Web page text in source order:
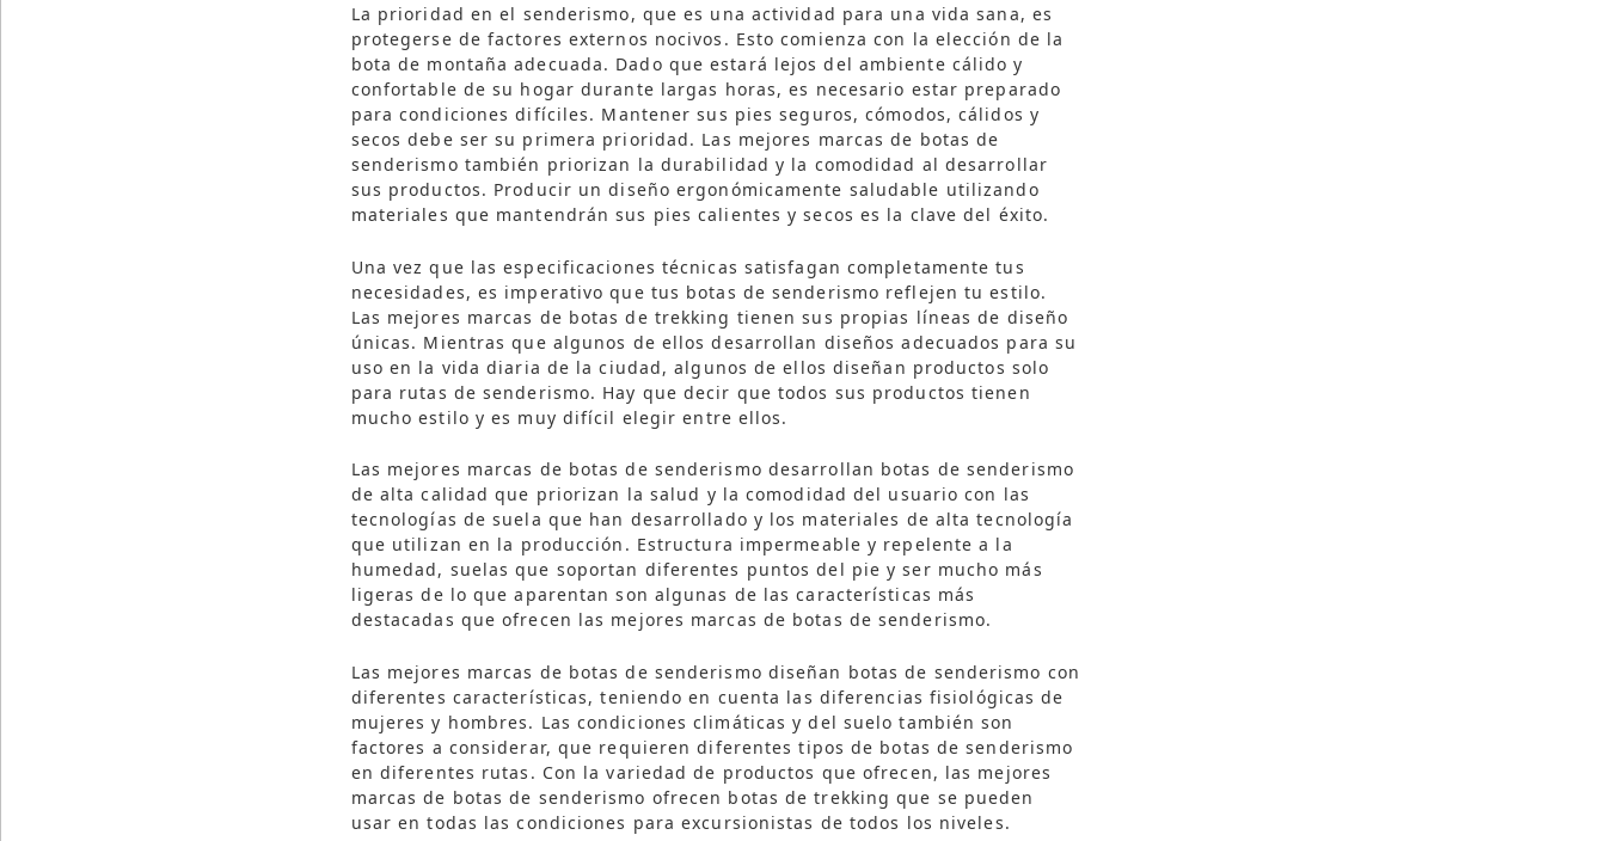
La prioridad en el senderismo, que es una actividad para una vida sana, es
protegerse de factores externos nocivos. Esto comienza con la elección de la
bota de montaña adecuada. Dado que estará lejos del ambiente cálido y
confortable de su hogar durante largas horas, es necesario estar preparado
para condiciones difíciles. Mantener sus pies seguros, cómodos, cálidos y
secos debe ser su primera prioridad. Las mejores marcas de botas de
senderismo también priorizan la durabilidad y la comodidad al desarrollar
sus productos. Producir un diseño ergonómicamente saludable utilizando
materiales que mantendrán sus pies calientes y secos es la clave del éxito.
Una vez que las especificaciones técnicas satisfagan completamente tus
necesidades, es imperativo que tus botas de senderismo reflejen tu estilo.
Las mejores marcas de botas de trekking tienen sus propias líneas de diseño
únicas. Mientras que algunos de ellos desarrollan diseños adecuados para su
uso en la vida diaria de la ciudad, algunos de ellos diseñan productos solo
para rutas de senderismo. Hay que decir que todos sus productos tienen
mucho estilo y es muy difícil elegir entre ellos.
Las mejores marcas de botas de senderismo desarrollan botas de senderismo
de alta calidad que priorizan la salud y la comodidad del usuario con las
tecnologías de suela que han desarrollado y los materiales de alta tecnología
que utilizan en la producción. Estructura impermeable y repelente a la
humedad, suelas que soportan diferentes puntos del pie y ser mucho más
ligeras de lo que aparentan son algunas de las características más
destacadas que ofrecen las mejores marcas de botas de senderismo.
Las mejores marcas de botas de senderismo diseñan botas de senderismo con
diferentes características, teniendo en cuenta las diferencias fisiológicas de
mujeres y hombres. Las condiciones climáticas y del suelo también son
factores a considerar, que requieren diferentes tipos de botas de senderismo
en diferentes rutas. Con la variedad de productos que ofrecen, las mejores
marcas de botas de senderismo ofrecen botas de trekking que se pueden
usar en todas las condiciones para excursionistas de todos los niveles.